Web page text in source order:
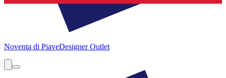
Noventa di PiaveDesigner Outlet